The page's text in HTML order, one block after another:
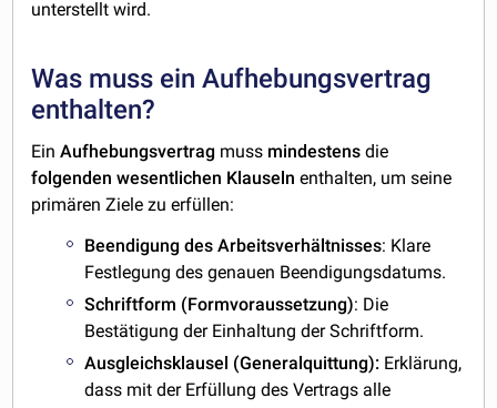
unterstellt wird.
Was muss ein Aufhebungsvertrag
enthalten?
EinAufhebungsvertrag muss mindestens die
folgenden wesentlichen Klauseln enthalten, um seine
primären Ziele zu erfüllen:
Beendigung des Arbeitsverhältnisses: Klare
Festlegung des genauen Beendigungsdatums.
Schriftform (Formvoraussetzung): Die
Bestätigung der Einhaltung der Schriftform.
Ausgleichsklausel (Generalquittung): Erklärung,
dass mit der Erfüllung des Vertrags alle